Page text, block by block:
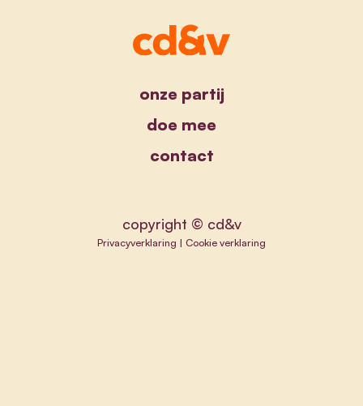
onze partij
doe mee
contact
copyright © cd&v
Privacyverklaring | Cookie verklaring